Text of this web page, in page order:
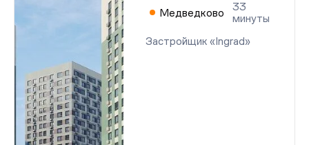
Медведково
33
минуты
Застройщик «Ingrad»